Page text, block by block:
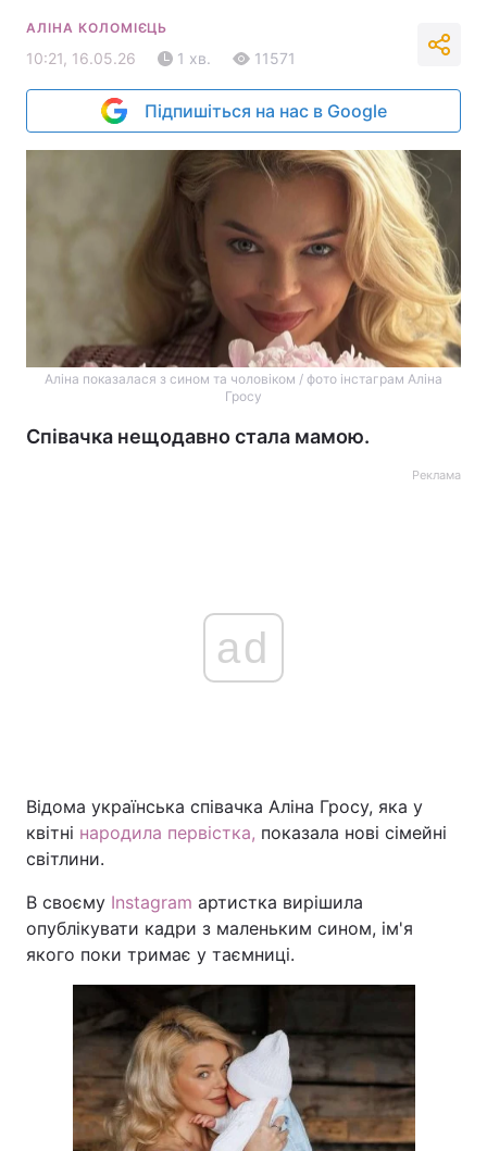
АЛІНА КОЛОМІЄЦЬ
10:21, 16.05.26 1 хв. 11571
Підпишіться на нас в Google
Аліна показалася з сином та чоловіком / фото інстаграм Аліна
Гросу
Співачка нещодавно стала мамою.
Реклама
ad
Відома українська співачка Аліна Гросу, яка у
квітні народила первістка, показала нові сімейні
світлини.
В своєму Instagram артистка вирішила
опублікувати кадри з маленьким сином, ім'я
якого поки тримає у таємниці.